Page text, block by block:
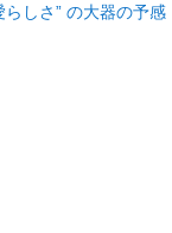
しさ” の大器の予感